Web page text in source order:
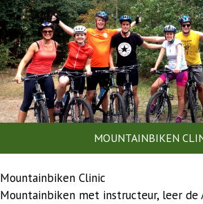
MOUNTAINBIKEN
Mountainbiken Clinic
Mountainbiken met instructeur, leer de